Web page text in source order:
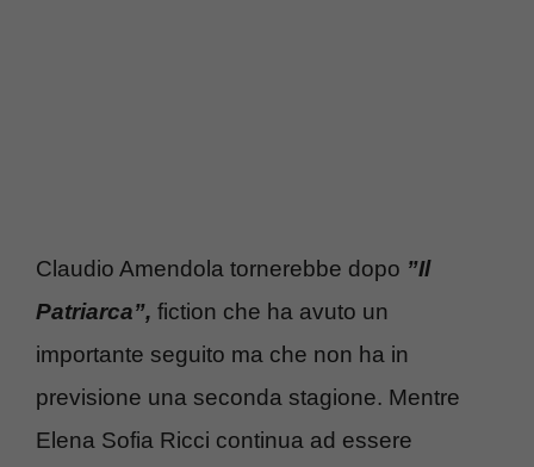
Claudio Amendola tornerebbe dopo ”Il
Patriarca”, fiction che ha avuto un
importante seguito ma che non ha in
previsione una seconda stagione. Mentre
Elena Sofia Ricci continua ad essere